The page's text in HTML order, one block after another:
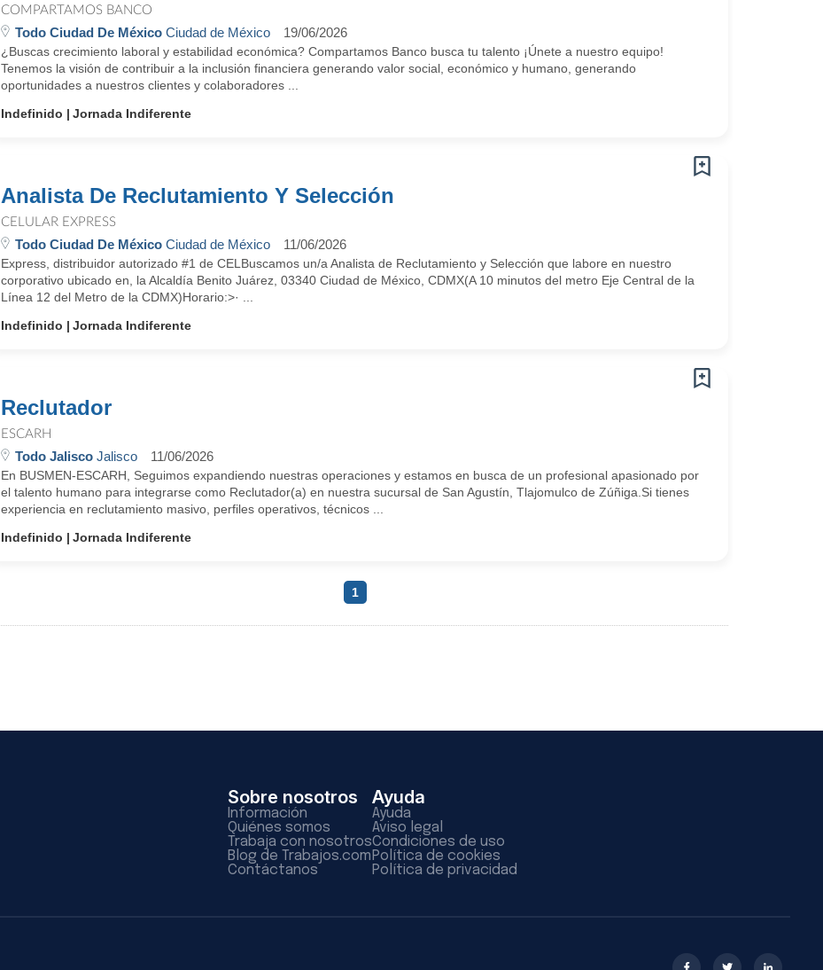
COMPARTAMOS BANCO
Todo Ciudad De MéxicoCiudad de México 19/06/2026
¿Buscas crecimiento laboral y estabilidad económica? Compartamos Banco busca tu talento ¡Únete a nuestro equipo!
Tenemos la visión de contribuir a la inclusión financiera generando valor social, económico y humano, generando
oportunidades a nuestros clientes y colaboradores ...
Indefinido
Jornada Indiferente
Analista De Reclutamiento Y Selección
CELULAR EXPRESS
Todo Ciudad De MéxicoCiudad de México 11/06/2026
Express, distribuidor autorizado #1 de CELBuscamos un/a Analista de Reclutamiento y Selección que labore en nuestro
corporativo ubicado en, la Alcaldía Benito Juárez, 03340 Ciudad de México, CDMX(A 10 minutos del metro Eje Central de la
Línea 12 del Metro de la CDMX)Horario:>· ...
Indefinido
Jornada Indiferente
Reclutador
ESCARH
Todo JaliscoJalisco 11/06/2026
En BUSMEN-ESCARH, Seguimos expandiendo nuestras operaciones y estamos en busca de un profesional apasionado por
el talento humano para integrarse como Reclutador(a) en nuestra sucursal de San Agustín, Tlajomulco de Zúñiga.Si tienes
experiencia en reclutamiento masivo, perfiles operativos, técnicos ...
Indefinido
Jornada Indiferente
1
Sobre nosotros
Información
Quiénes somos
Trabaja con nosotros
Blog de Trabajos.com
Contáctanos
Ayuda
Ayuda
Aviso legal
Condiciones de uso
Política de cookies
Política de privacidad